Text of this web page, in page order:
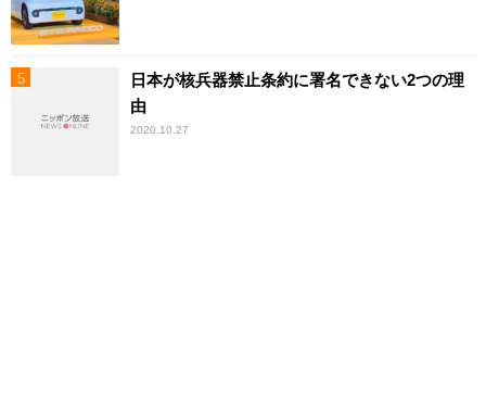
日本が核兵器禁止条約に署名できない2つの理
由
2020.10.27